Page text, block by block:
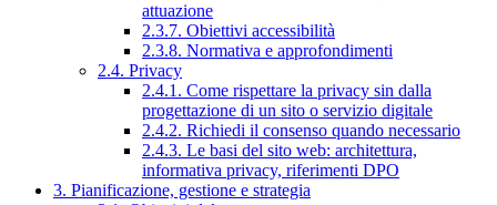
attuazione
2.3.7. Obiettivi accessibilità
2.3.8. Normativa e approfondimenti
2.4. Privacy
2.4.1. Come rispettare la privacy sin dalla
progettazione di un sito o servizio digitale
2.4.2. Richiedi il consenso quando necessario
2.4.3. Le basi del sito web: architettura,
informativa privacy, riferimenti DPO
3. Pianificazione, gestione e strategia